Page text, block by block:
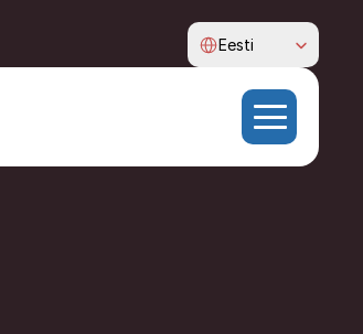
Select Language
Eesti